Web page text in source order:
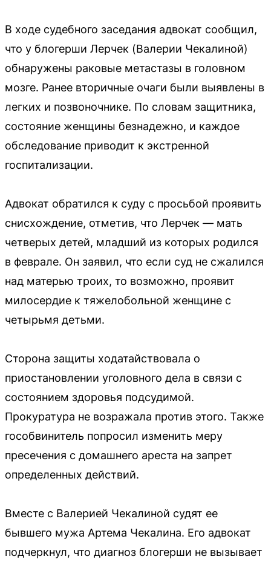
В ходе судебного заседания адвокат сообщил,
что у блогерши Лерчек (Валерии Чекалиной)
обнаружены раковые метастазы в головном
мозге. Ранее вторичные очаги были выявлены в
легких и позвоночнике. По словам защитника,
состояние женщины безнадежно, и каждое
обследование приводит к экстренной
госпитализации.
Адвокат обратился к суду с просьбой проявить
снисхождение, отметив, что Лерчек — мать
четверых детей, младший из которых родился
в феврале. Он заявил, что если суд не сжалился
над матерью троих, то возможно, проявит
милосердие к тяжелобольной женщине с
четырьмя детьми.
Сторона защиты ходатайствовала о
приостановлении уголовного дела в связи с
состоянием здоровья подсудимой.
Прокуратура не возражала против этого. Также
гособвинитель попросил изменить меру
пресечения с домашнего ареста на запрет
определенных действий.
Вместе с Валерией Чекалиной судят ее
бывшего мужа Артема Чекалина. Его адвокат
подчеркнул, что диагноз блогерши не вызывает